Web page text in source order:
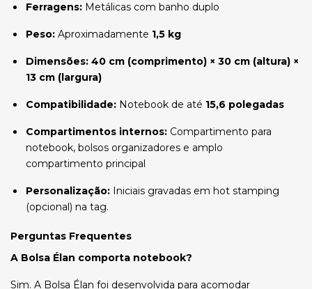
Ferragens: Metálicas com banho duplo
Peso: Aproximadamente 1,5 kg
Dimensões: 40 cm (comprimento) × 30 cm (altura) ×
13 cm (largura)
Compatibilidade: Notebook de até 15,6 polegadas
Compartimentos internos: Compartimento para
notebook, bolsos organizadores e amplo
compartimento principal
Personalização: Iniciais gravadas em hot stamping
(opcional) na tag.
Perguntas Frequentes
A Bolsa Élan comporta notebook?
Sim. A Bolsa Élan foi desenvolvida para acomodar